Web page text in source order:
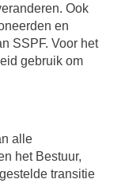
Ook
en
SSPF. Voor het
gebruik om
alle
het Bestuur,
transitie